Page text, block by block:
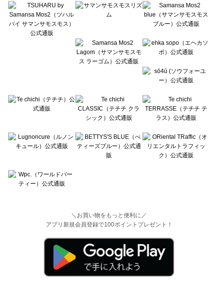
Lugnoncure（ルノンキュール）のアウター一覧
BETTY'S BLUE（べティーズブルー）のアウター一覧
Wpc.（ワールドパーティー）のアウター一覧
＼お買い物をもっと便利に／
アプリ新規会員登録で100ポイントプレゼント！